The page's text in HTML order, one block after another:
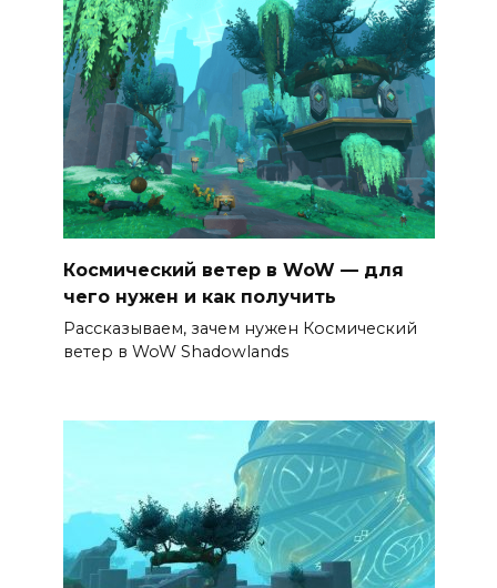
Космический ветер в WoW — для
чего нужен и как получить
Рассказываем, зачем нужен Космический
ветер в WoW Shadowlands